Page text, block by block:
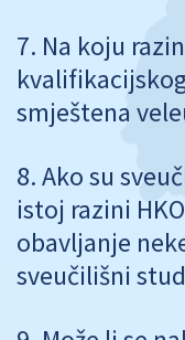
Na koju
smještena
Ako su
istoj razini
obavljanje
sveučilišni